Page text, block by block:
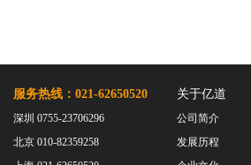
服务热线：021-62650520
深圳 0755-23706296
北京 010-82359258
关于亿道
公司简介
发展历程